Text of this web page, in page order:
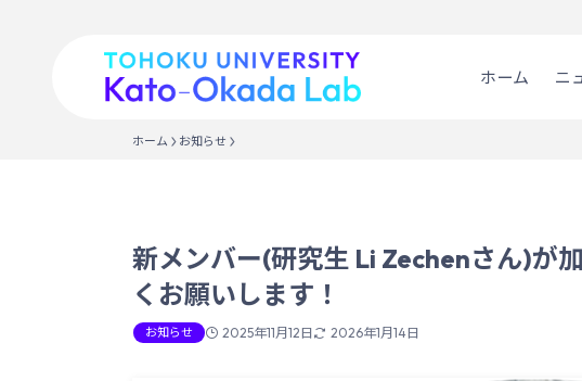
ホーム ニ
ホーム お知らせ
新メンバー(研究生 Li Zechenさん)が
くお願いします！
お知らせ 2025年11月12日 2026年1月14日